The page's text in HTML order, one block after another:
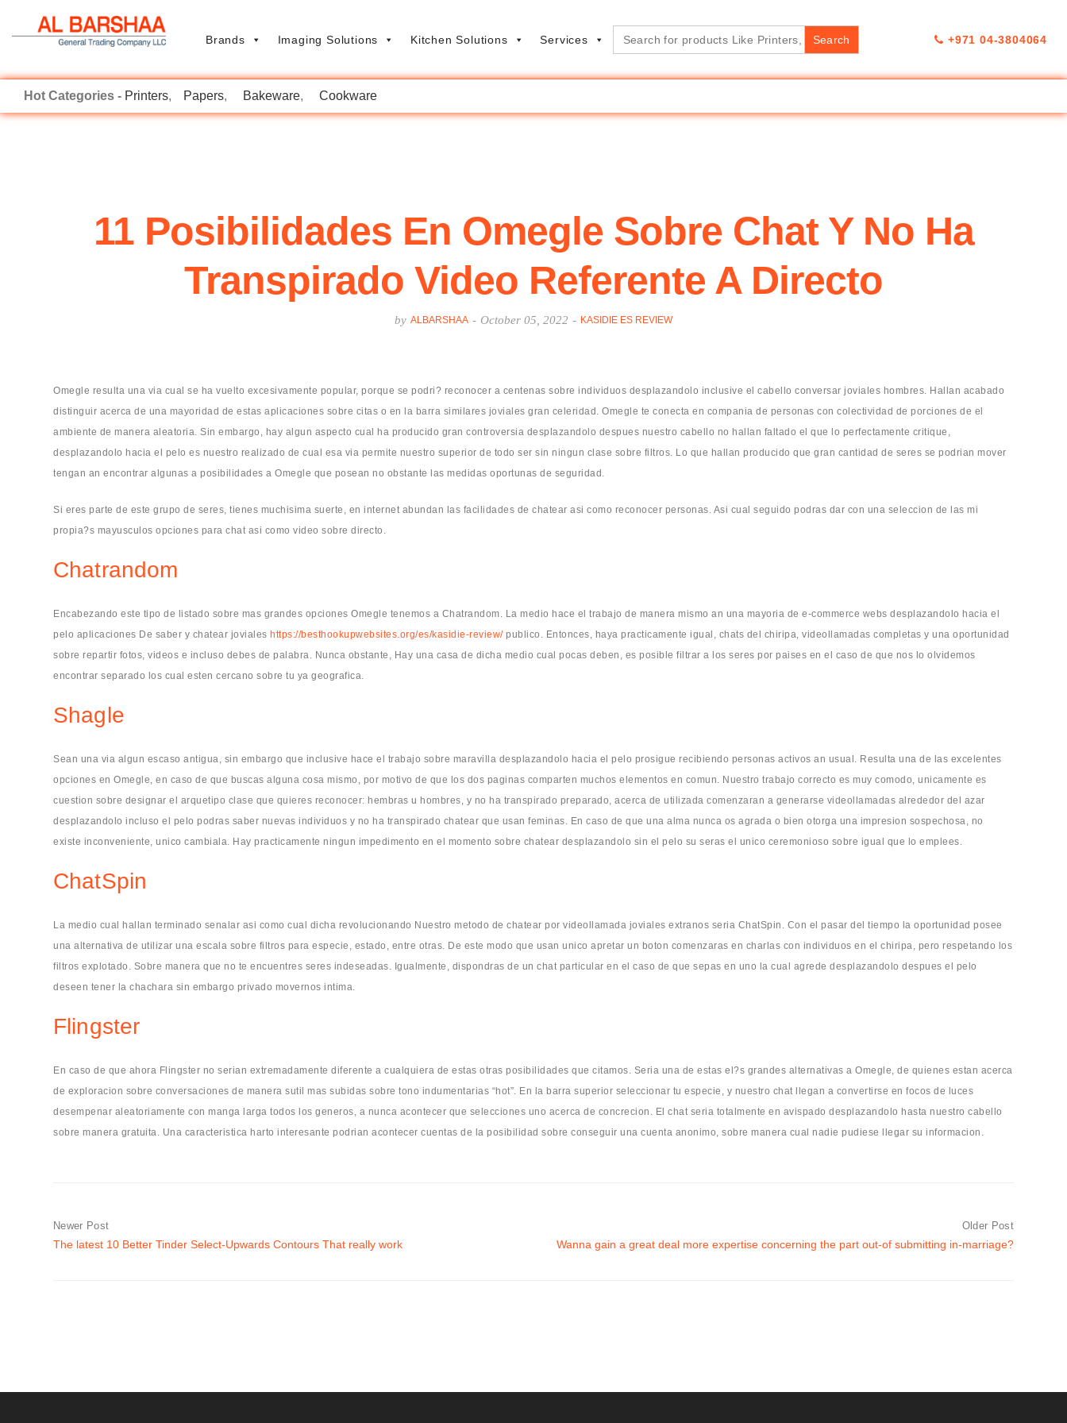
Brands Imaging Solutions Kitchen Solutions Services +971 04-3804064
Search
for:
Printers Papers Bakeware Cookware
11 Posibilidades En Omegle Sobre Chat Y No Ha
Transpirado Video Referente A Directo
by ALBARSHAA - October 05, 2022 - KASIDIE ES REVIEW
Omegle resulta una vi­a cual se ha vuelto excesivamente popular, porque se podri? reconocer a centenas sobre individuos desplazandolo inclusive el cabello conversar joviales hombres. Hallan acabado
distinguir acerca de una mayoridad de estas aplicaciones sobre citas o en la barra similares joviales gran celeridad. Omegle te conecta en compania de personas con colectividad de porciones de el
ambiente de manera aleatoria. Sin embargo, hay algun aspecto cual ha producido gran controversia desplazandolo despues nuestro cabello no hallan faltado el que lo perfectamente critique,
desplazandolo hacia el pelo es nuestro realizado de cual esa vi­a permite nuestro superior de todo ser sin ningun clase sobre filtros. Lo que hallan producido que gran cantidad de seres se podri­an mover
tengan an encontrar algunas a posibilidades a Omegle que posean no obstante las medidas oportunas de seguridad.
Si eres parte de este grupo de seres, tienes muchisima suerte, en internet abundan las facilidades de chatear asi­ como reconocer personas. Asi cual seguido podras dar con una seleccion de las mi
propia?s mayusculos opciones para chat asi­ como video sobre directo.
Chatrandom
Encabezando este tipo de listado sobre mas grandes opciones Omegle tenemos a Chatrandom. La medio hace el trabajo de manera mismo an una mayoria de e-commerce webs desplazandolo hacia el
pelo aplicaciones De saber y chatear joviales https://besthookupwebsites.org/es/kasidie-review/publico. Entonces, haya practicamente igual, chats del chiripa, videollamadas completas y una oportunidad
sobre repartir fotos, videos e incluso debes de palabra. Nunca obstante, Hay una casa de dicha medio cual pocas deben, es posible filtrar a los seres por paises en el caso de que nos lo olvidemos
encontrar separado los cual esten cercano sobre tu ya geografica.
Shagle
Sean una vi­a algun escaso antigua, sin embargo que inclusive hace el trabajo sobre maravilla desplazandolo hacia el pelo prosigue recibiendo personas activos an usual. Resulta una de las excelentes
opciones en Omegle, en caso de que buscas alguna cosa mismo, por motivo de que los dos paginas comparten muchos elementos en comun. Nuestro trabajo correcto es muy comodo, unicamente es
cuestion sobre designar el arquetipo clase que quieres reconocer: hembras u hombres, y no ha transpirado preparado, acerca de utilizada comenzaran a generarse videollamadas alrededor del azar
desplazandolo incluso el pelo podras saber nuevas individuos y no ha transpirado chatear que usan feminas. En caso de que una alma nunca os agrada o bien otorga una impresion sospechosa, no
existe inconveniente, unico cambiala. Hay practicamente ningun impedimento en el momento sobre chatear desplazandolo sin el pelo su seras el unico ceremonioso sobre igual que lo emplees.
ChatSpin
La medio cual hallan terminado senalar asi­ como cual dicha revolucionando Nuestro metodo de chatear por videollamada joviales extranos seri­a ChatSpin. Con el pasar del tiempo la oportunidad posee
una alternativa de utilizar una escala sobre filtros para especie, estado, entre otras. De este modo que usan unico apretar un boton comenzaras en charlas con individuos en el chiripa, pero respetando los
filtros explotado. Sobre manera que no te encuentres seres indeseadas. Igualmente, dispondras de un chat particular en el caso de que sepas en uno la cual agrede desplazandolo despues el pelo
deseen tener la chachara sin embargo privado movernos intima.
Flingster
En caso de que ahora Flingster no seri­an extremadamente diferente a cualquiera de estas otras posibilidades que citamos. Seri­a una de estas el?s grandes alternativas a Omegle, de quienes estan acerca
de exploracion sobre conversaciones de manera sutil mas subidas sobre tono indumentarias “hot”. En la barra superior seleccionar tu especie, y nuestro chat llegan a convertirse en focos de luces
desempenar aleatoriamente con manga larga todos los generos, a nunca acontecer que selecciones uno acerca de concrecion. El chat seri­a totalmente en avispado desplazandolo hasta nuestro cabello
sobre manera gratuita. Una caracteristica harto interesante podri­an acontecer cuentas de la posibilidad sobre conseguir una cuenta anonimo, sobre manera cual nadie pudiese llegar su informacion.
Newer Post
The latest 10 Better Tinder Select-Upwards Contours That really work
Older Post
Wanna gain a great deal more expertise concerning the part out-of submitting in-marriage?